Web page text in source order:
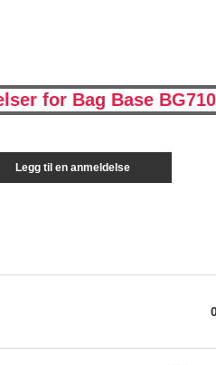
for Bag Base BG710
Legg til en anmeldelse